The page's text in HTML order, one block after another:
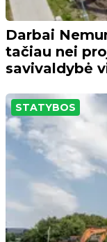
Darbai
tačiau nei
savivaldybė
STATYBOS